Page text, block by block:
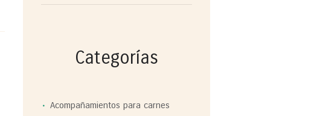
Categorías
Acompañamientos para carnes